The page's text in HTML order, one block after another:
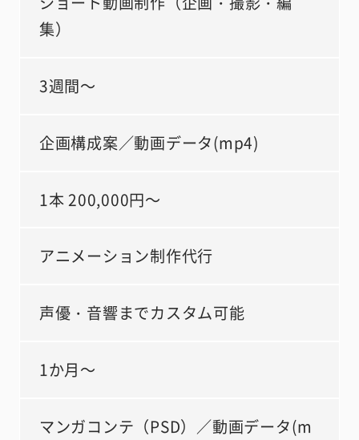
集）
3週間～
企画構成案／動画データ(mp4)
1本 200,000円～
アニメーション制作代行
声優・音響までカスタム可能
1か月～
マンガコンテ（PSD）／動画データ(m